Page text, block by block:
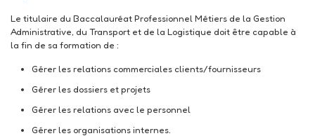
Le titulaire du Baccalauréat Professionnel Métiers de la Gestion
Administrative, du Transport et de la Logistique doit être capable à
la fin de sa formation de :
Gérer les relations commerciales clients/fournisseurs
Gérer les dossiers et projets
Gérer les relations avec le personnel
Gérer les organisations internes.